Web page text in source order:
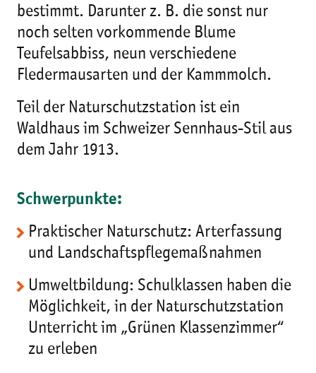
bestimmt. Darunter z. B. die sonst nur
noch selten vorkommende Blume
Teufelsabbiss, neun verschiedene
Fledermausarten und der Kammmolch.
Teil der Naturschutzstation ist ein
Waldhaus im Schweizer Sennhaus-Stil aus
dem Jahr 1913.
Schwerpunkte:
Praktischer Naturschutz: Arterfassung
und Landschaftspflegemaßnahmen
Umweltbildung: Schulklassen haben die
Möglichkeit, in der Naturschutzstation
Unterricht im „Grünen Klassenzimmer“
zu erleben